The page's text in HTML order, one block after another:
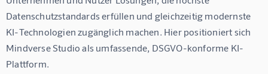
Datenschutzstandards erfüllen und gleichzeitig modernste
KI-Technologien zugänglich machen. Hier positioniert sich
Mindverse Studio als umfassende, DSGVO-konforme KI-
Plattform.